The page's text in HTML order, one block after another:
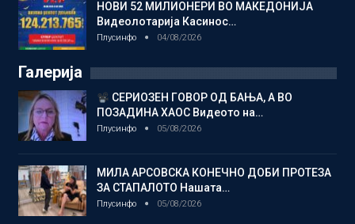
НОВИ 52 МИЛИОНЕРИ ВО МАКЕДОНИЈА
Видеолотарија Касинос…
Плусинфо 04/08/2026
Галерија
СЕРИОЗЕН ГОВОР ОД БАЊА, А ВО
ПОЗАДИНА ХАОС Видеото на…
Плусинфо 05/08/2026
МИЛА АРСОВСКА КОНЕЧНО ДОБИ ПРОТЕЗА
ЗА СТАПАЛОТО Нашата…
Плусинфо 05/08/2026